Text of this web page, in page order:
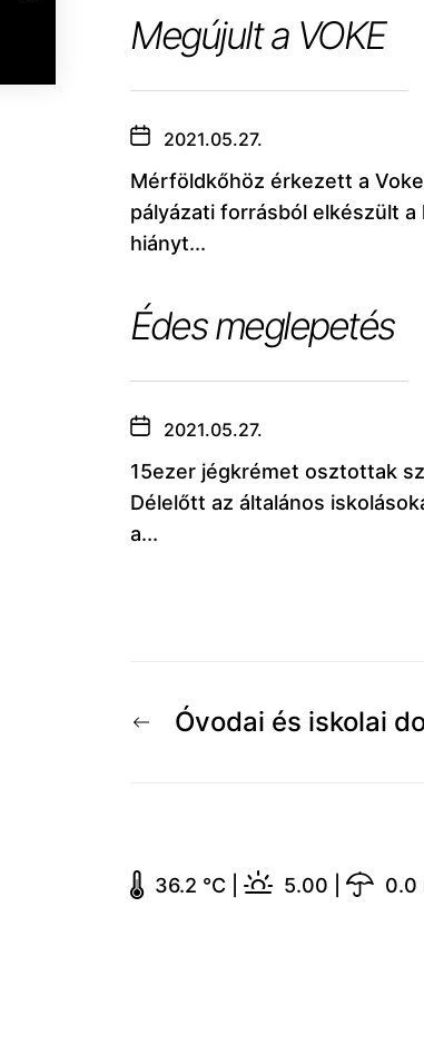
Megújult a VOKE
2021.05.27.
Mérföldkőhöz érkezett a
pályázati forrásból elkészült
hiányt...
Édes meglepetés
2021.05.27.
15ezer jégkrémet osztottak
Délelőtt az általános
a...
Bejegyzés
ElőzőÓvodai és iskolai
36.2 °C 5.00 0.0